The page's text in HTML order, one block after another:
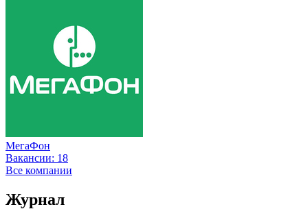
МегаФон
Вакансии: 18
Все компании
Журнал